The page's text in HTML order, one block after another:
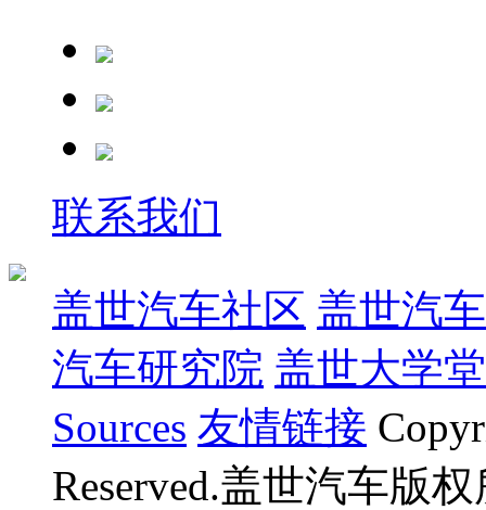
联系我们
盖世汽车社区 盖世汽
汽车研究院 盖世大学堂
Sources 友情链接
Reserved.盖世汽车版